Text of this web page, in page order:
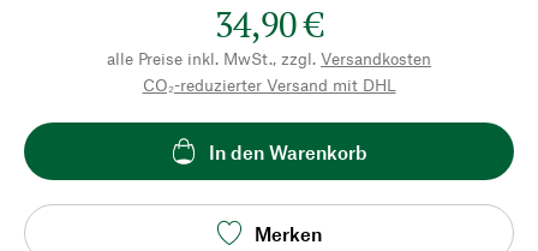
34,90 €
alle Preise inkl. MwSt., zzgl. Versandkosten
CO₂-reduzierter Versand mit DHL
In den Warenkorb
Merken